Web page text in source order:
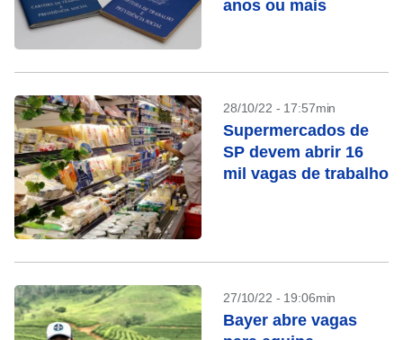
anos ou mais
28/10/22 - 17:57min
Supermercados de
SP devem abrir 16
mil vagas de trabalho
27/10/22 - 19:06min
Bayer abre vagas